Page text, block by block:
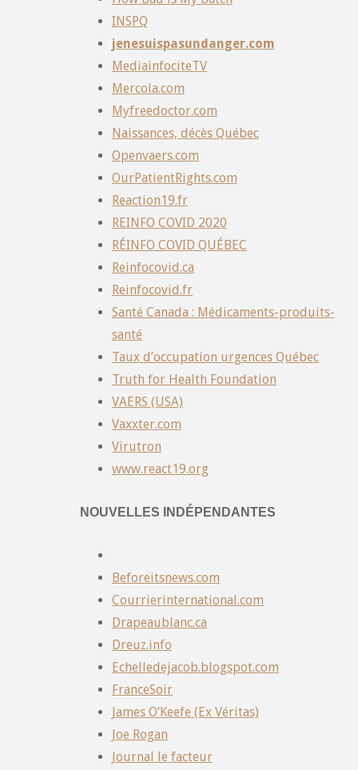
INSPQ
jenesuispasundanger.com
MediainfociteTV
Mercola.com
Myfreedoctor.com
Naissances, décès Québec
Openvaers.com
OurPatientRights.com
Reaction19.fr
REINFO COVID 2020
RÉINFO COVID QUÉBEC
Reinfocovid.ca
Reinfocovid.fr
Santé Canada : Médicaments-produits-
santé
Taux d’occupation urgences Québec
Truth for Health Foundation
VAERS (USA)
Vaxxter.com
Virutron
www.react19.org
NOUVELLES INDÉPENDANTES
Beforeitsnews.com
Courrierinternational.com
Drapeaublanc.ca
Dreuz.info
Echelledejacob.blogspot.com
FranceSoir
James O’Keefe (Ex Véritas)
Joe Rogan
Journal le facteur